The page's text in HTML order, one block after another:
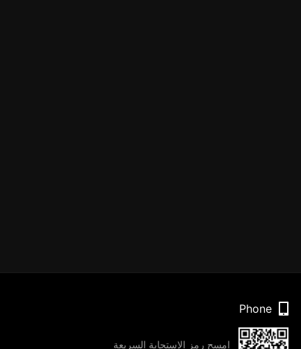
Phone
امسح رمز الاستجابة السريعة